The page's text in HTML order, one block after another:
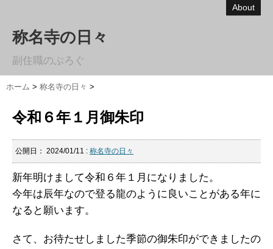
About
称名寺の日々
副住職のぶろぐ
ホーム > 称名寺の日々 >
令和６年１月御朱印
公開日： 2024/01/11 : 称名寺の日々
新年明けまして令和６年１月になりました。
今年は辰年なので登る龍のように良いことがある年に
なると願います。
さて、お待たせしました季節の御朱印ができましたの